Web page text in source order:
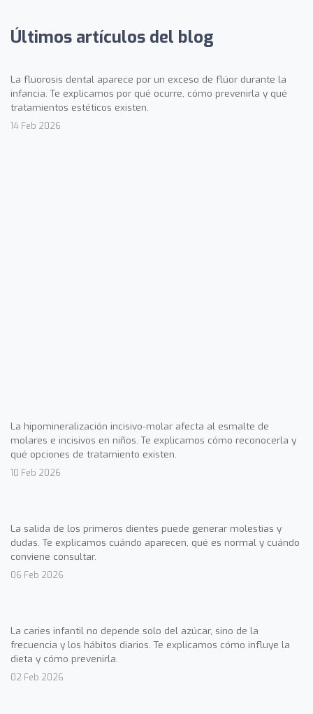
Últimos artículos del blog
La fluorosis dental aparece por un exceso de flúor durante la
infancia. Te explicamos por qué ocurre, cómo prevenirla y qué
tratamientos estéticos existen.
14 Feb 2026
La hipomineralización incisivo-molar afecta al esmalte de
molares e incisivos en niños. Te explicamos cómo reconocerla y
qué opciones de tratamiento existen.
10 Feb 2026
La salida de los primeros dientes puede generar molestias y
dudas. Te explicamos cuándo aparecen, qué es normal y cuándo
conviene consultar.
06 Feb 2026
La caries infantil no depende solo del azúcar, sino de la
frecuencia y los hábitos diarios. Te explicamos cómo influye la
dieta y cómo prevenirla.
02 Feb 2026